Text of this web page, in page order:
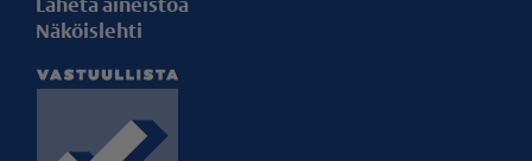
Lähetä aineistoa
Näköislehti